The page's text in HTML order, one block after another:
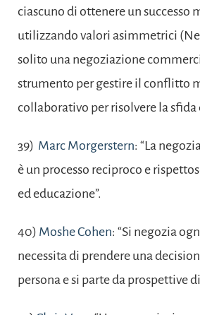
ciascuno di ottenere un successo
utilizzando valori asimmetrici
solito una negoziazione
strumento per gestire il conflitto
collaborativo per risolvere la sfida
39) Marc Morgerstern: “La
è un processo reciproco e
ed educazione”.
40) Moshe Cohen: “Si negozia
necessita di prendere una
persona e si parte da prospettive